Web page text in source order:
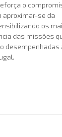
o
aproximar-se da
os
das missões
desempenhadas